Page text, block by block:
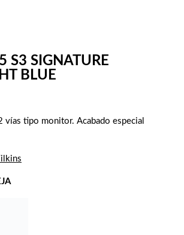
S3 SIGNATURE
BLUE
vías tipo monitor. Acabado especial